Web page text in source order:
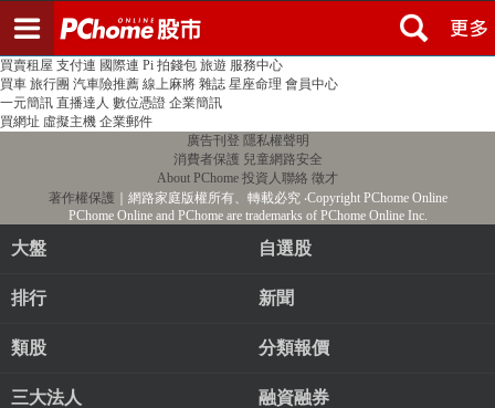
PChome首頁 線上購物 24h購物 書店
買賣租屋 支付連 國際連 Pi 拍錢包 旅遊 服務中心
買車 旅行團 汽車險推薦 線上麻將 雜誌 星座命理 會員中心
一元簡訊 直播達人 數位憑證 企業簡訊
買網址 虛擬主機 企業郵件
廣告刊登 隱私權聲明
消費者保護 兒童網路安全
About PChome 投資人聯絡 徵才
著作權保護 ｜網路家庭版權所有、轉載必究‧Copyright PChome Online
PChome Online and PChome are trademarks of PChome Online Inc.
大盤 自選股
排行 新聞
類股 分類報價
三大法人 融資融券